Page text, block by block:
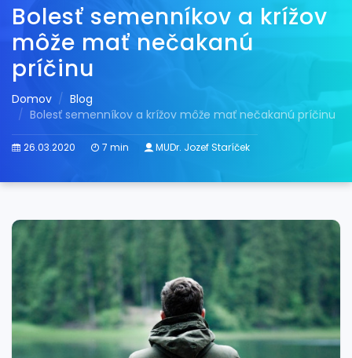
Bolesť semenníkov a krížov
môže mať nečakanú
príčinu
Domov
Blog
Bolesť semenníkov a krížov môže mať nečakanú príčinu
26.03.2020 7 min MUDr. Jozef Staríček